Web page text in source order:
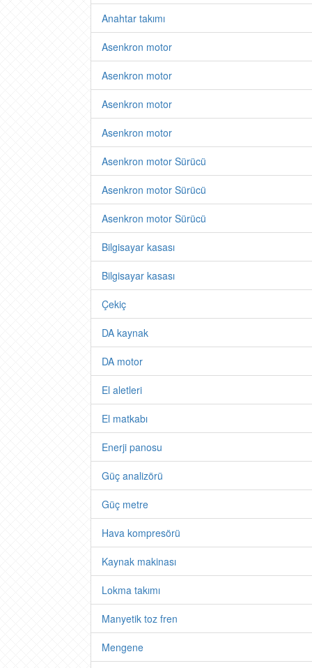
Anahtar takımı
Asenkron motor
Asenkron motor
Asenkron motor
Asenkron motor
Asenkron motor Sürücü
Asenkron motor Sürücü
Asenkron motor Sürücü
Bilgisayar kasası
Bilgisayar kasası
Çekiç
DA kaynak
DA motor
El aletleri
El matkabı
Enerji panosu
Güç analizörü
Güç metre
Hava kompresörü
Kaynak makinası
Lokma takımı
Manyetik toz fren
Mengene